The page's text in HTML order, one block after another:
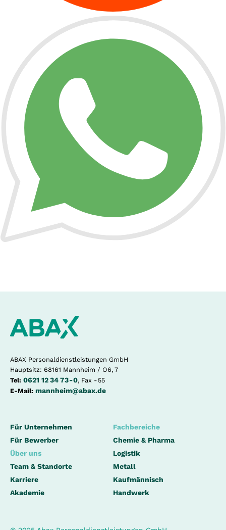
ABAX Personaldienstleistungen GmbH
Hauptsitz: 68161 Mannheim / O6, 7
Tel: 0621 12 34 73 - 0, Fax - 55
E-Mail: mannheim@abax.de
Für Unternehmen
Für Bewerber
Über uns
Team & Standorte
Karriere
Akademie
Fachbereiche
Chemie & Pharma
Logistik
Metall
Kaufmännisch
Handwerk